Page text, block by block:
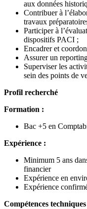
aux données
Contribuer à
travaux
Participer à
dispositifs PACI ;
Encadrer et
Assurer un
Superviser les
sein des points de
Profil recherché
Formation :
Bac +5 en
Expérience :
Minimum 5 ans
financier
Expérience en
Expérience
Compétences techniques